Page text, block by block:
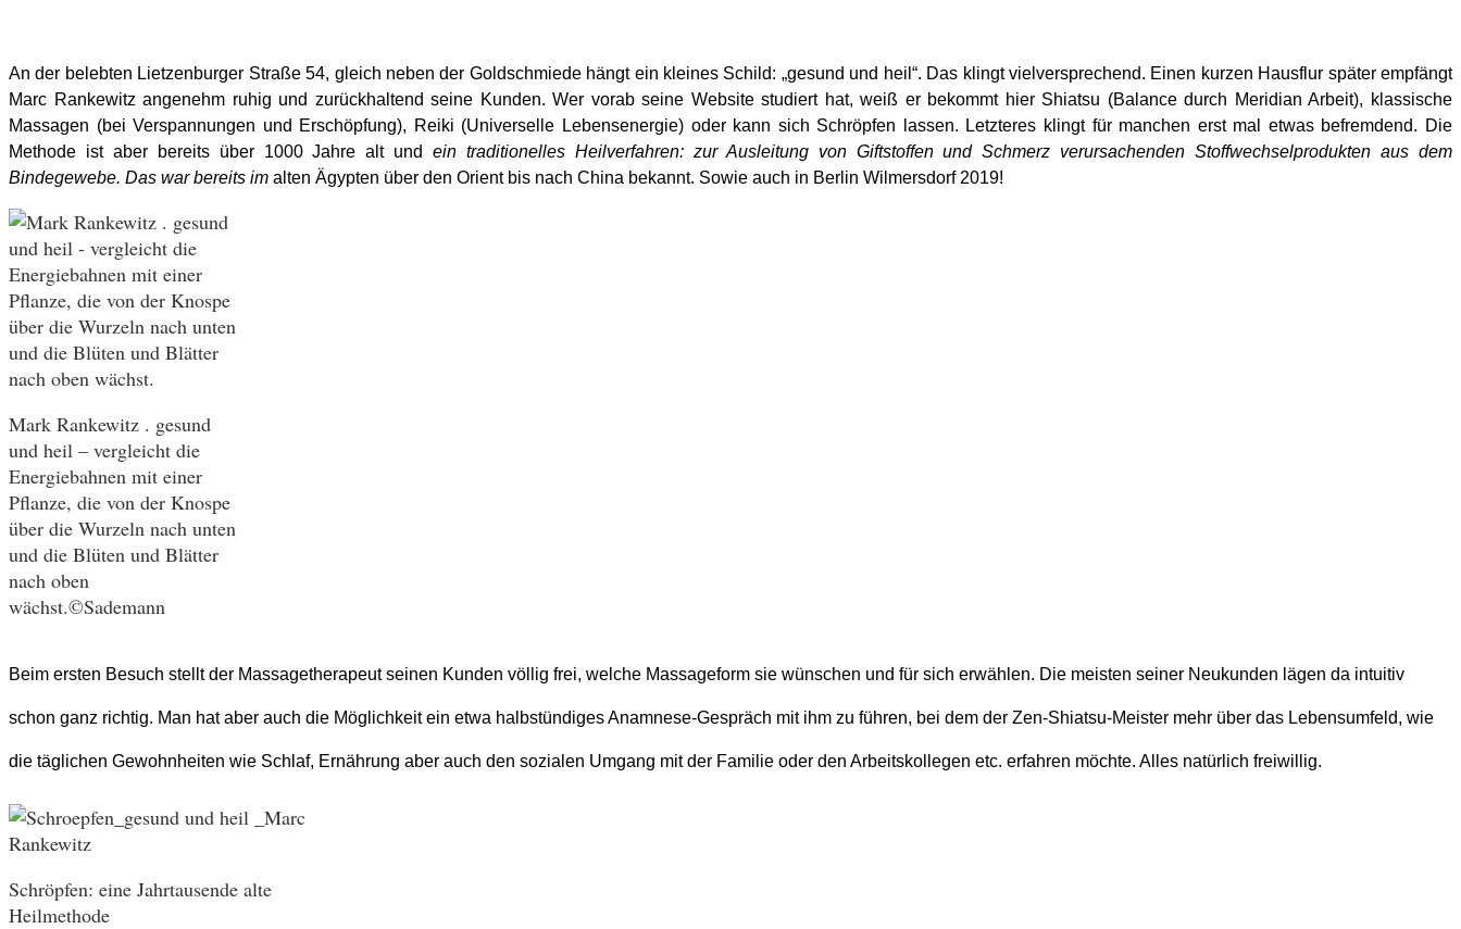
An der belebten Lietzenburger Straße 54, gleich neben der Goldschmiede hängt ein kleines Schild: „gesund und heil“. Das klingt vielversprechend. Einen kurzen Hausflur später empfängt
Marc Rankewitz angenehm ruhig und zurückhaltend seine Kunden. Wer vorab seine Website studiert hat, weiß er bekommt hier Shiatsu (Balance durch Meridian Arbeit), klassische
Massagen (bei Verspannungen und Erschöpfung), Reiki (Universelle Lebensenergie) oder kann sich Schröpfen lassen. Letzteres klingt für manchen erst mal etwas befremdend. Die
Methode ist aber bereits über 1000 Jahre alt undein traditionelles Heilverfahren: zur Ausleitung von Giftstoffen und Schmerz verursachenden Stoffwechselprodukten aus dem
Bindegewebe. Das war bereits im alten Ägypten über den Orient bis nach China bekannt. Sowie auch in Berlin Wilmersdorf 2019!
Mark Rankewitz . gesund
und heil – vergleicht die
Energiebahnen mit einer
Pflanze, die von der Knospe
über die Wurzeln nach unten
und die Blüten und Blätter
nach oben
wächst.©Sademann
Beim ersten Besuch stellt der Massagetherapeut seinen Kunden völlig frei, welche Massageform sie wünschen und für sich erwählen. Die meisten seiner Neukunden lägen da intuitiv
schon ganz richtig. Man hat aber auch die Möglichkeit ein etwa halbstündiges Anamnese-Gespräch mit ihm zu führen, bei dem der Zen-Shiatsu-Meister mehr über das Lebensumfeld, wie
die täglichen Gewohnheiten wie Schlaf, Ernährung aber auch den sozialen Umgang mit der Familie oder den Arbeitskollegen etc. erfahren möchte. Alles natürlich freiwillig.
Schröpfen: eine Jahrtausende alte
Heilmethode